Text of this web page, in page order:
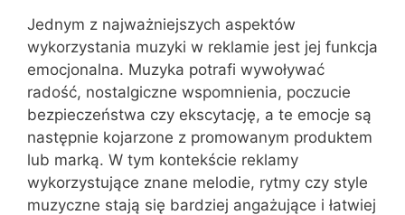
Jednym z najważniejszych aspektów
wykorzystania muzyki w reklamie jest jej funkcja
emocjonalna. Muzyka potrafi wywoływać
radość, nostalgiczne wspomnienia, poczucie
bezpieczeństwa czy ekscytację, a te emocje są
następnie kojarzone z promowanym produktem
lub marką. W tym kontekście reklamy
wykorzystujące znane melodie, rytmy czy style
muzyczne stają się bardziej angażujące i łatwiej